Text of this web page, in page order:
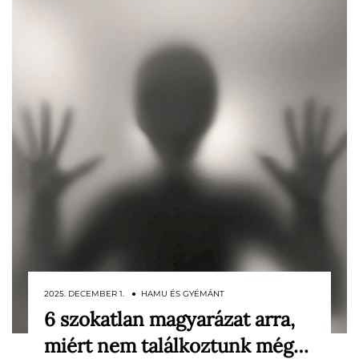
Évtizedek óta kutatjuk a távoli bolygókat,
és egyre fejlettebb műszerekkel
2025. DECEMBER 1. ● HAMU ÉS GYÉMÁNT
6 szokatlan magyarázat arra,
miért nem találkoztunk még…